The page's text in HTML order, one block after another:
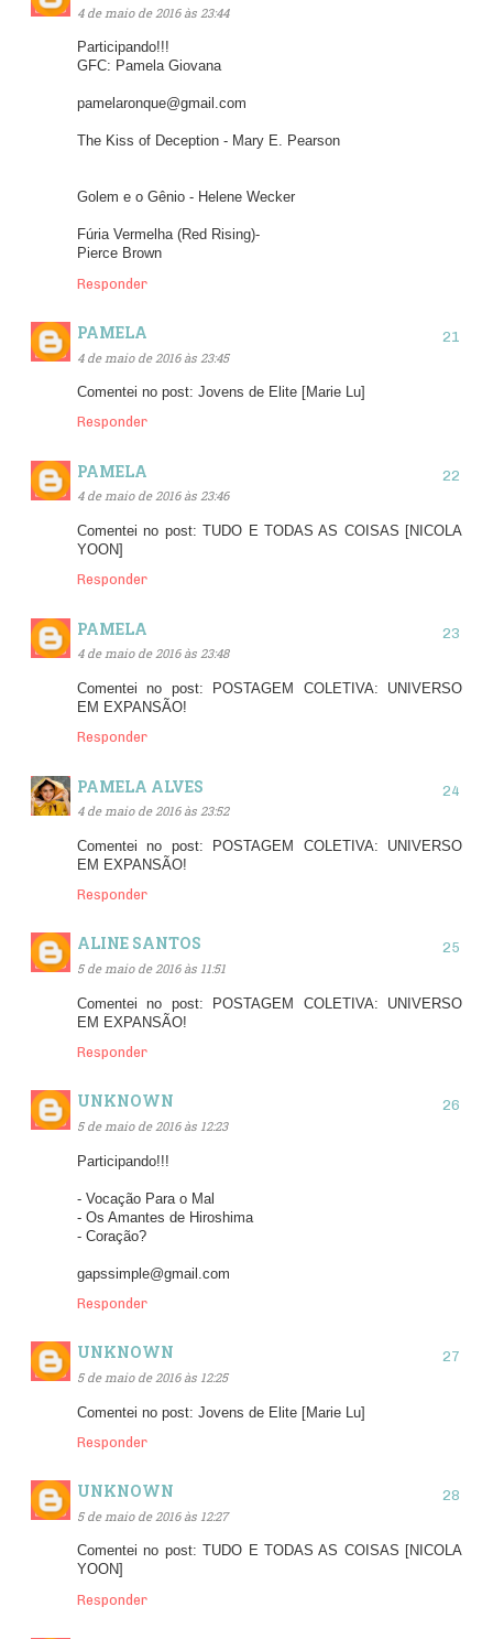
4 de maio de 2016 às 23:44
Participando!!!
GFC: Pamela Giovana
pamelaronque@gmail.com
The Kiss of Deception - Mary E. Pearson
Golem e o Gênio - Helene Wecker
Fúria Vermelha (Red Rising)-
Pierce Brown
Responder
PAMELA
4 de maio de 2016 às 23:45
Comentei no post: Jovens de Elite [Marie Lu]
Responder
PAMELA
4 de maio de 2016 às 23:46
Comentei no post: TUDO E TODAS AS COISAS [NICOLA
YOON]
Responder
PAMELA
4 de maio de 2016 às 23:48
Comentei no post: POSTAGEM COLETIVA: UNIVERSO
EM EXPANSÃO!
Responder
PAMELA ALVES
4 de maio de 2016 às 23:52
Comentei no post: POSTAGEM COLETIVA: UNIVERSO
EM EXPANSÃO!
Responder
ALINE SANTOS
5 de maio de 2016 às 11:51
Comentei no post: POSTAGEM COLETIVA: UNIVERSO
EM EXPANSÃO!
Responder
UNKNOWN
5 de maio de 2016 às 12:23
Participando!!!
- Vocação Para o Mal
- Os Amantes de Hiroshima
- Coração?
gapssimple@gmail.com
Responder
UNKNOWN
5 de maio de 2016 às 12:25
Comentei no post: Jovens de Elite [Marie Lu]
Responder
UNKNOWN
5 de maio de 2016 às 12:27
Comentei no post: TUDO E TODAS AS COISAS [NICOLA
YOON]
Responder